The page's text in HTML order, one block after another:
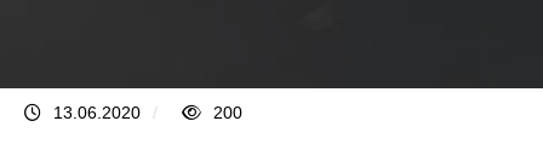
13.06.2020 / 200